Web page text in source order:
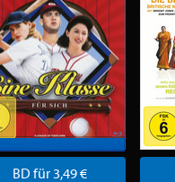
BD für 3,49 €